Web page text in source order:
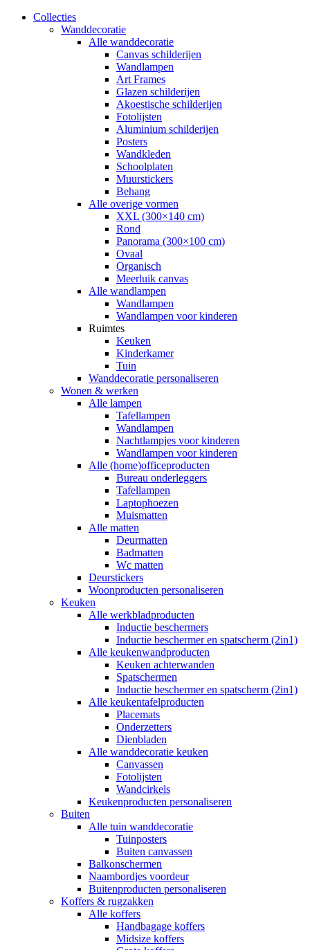
Collecties
Wanddecoratie
Alle wanddecoratie
Canvas schilderijen
Wandlampen
Art Frames
Glazen schilderijen
Akoestische schilderijen
Fotolijsten
Aluminium schilderijen
Posters
Wandkleden
Schoolplaten
Muurstickers
Behang
Alle overige vormen
XXL (300×140 cm)
Rond
Panorama (300×100 cm)
Ovaal
Organisch
Meerluik canvas
Alle wandlampen
Wandlampen
Wandlampen voor kinderen
Ruimtes
Keuken
Kinderkamer
Tuin
Wanddecoratie personaliseren
Wonen & werken
Alle lampen
Tafellampen
Wandlampen
Nachtlampjes voor kinderen
Wandlampen voor kinderen
Alle (home)officeproducten
Bureau onderleggers
Tafellampen
Laptophoezen
Muismatten
Alle matten
Deurmatten
Badmatten
Wc matten
Deurstickers
Woonproducten personaliseren
Keuken
Alle werkbladproducten
Inductie beschermers
Inductie beschermer en spatscherm (2in1)
Alle keukenwandproducten
Keuken achterwanden
Spatschermen
Inductie beschermer en spatscherm (2in1)
Alle keukentafelproducten
Placemats
Onderzetters
Dienbladen
Alle wanddecoratie keuken
Canvassen
Fotolijsten
Wandcirkels
Keukenproducten personaliseren
Buiten
Alle tuin wanddecoratie
Tuinposters
Buiten canvassen
Balkonschermen
Naambordjes voordeur
Buitenproducten personaliseren
Koffers & rugzakken
Alle koffers
Handbagage koffers
Midsize koffers